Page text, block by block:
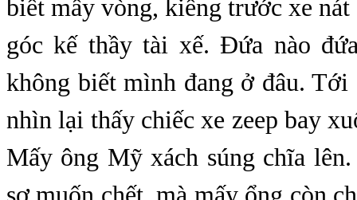
biết mấy vòng, kiếng trước xe
góc kế thầy tài xế. Đứa nào
không biết mình đang ở đâu. Tới
nhìn lại thấy chiếc xe zeep bay
Mấy ông Mỹ xách súng chĩa